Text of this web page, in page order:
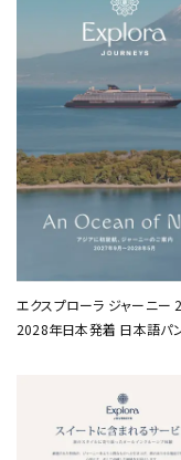
エクスプローラ ジャーニー
2028年日本発着 日本語パン